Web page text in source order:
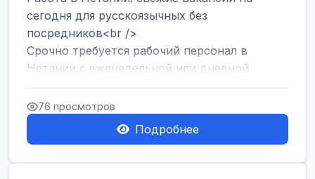
сегодня для русскоязычных без
посредников<br />
Срочно требуется рабочий персонал в
Нетании с еженедельной или дневной
оплатой<br />
Свежие вакансии в Нетании дл...
76 просмотров
Подробнее